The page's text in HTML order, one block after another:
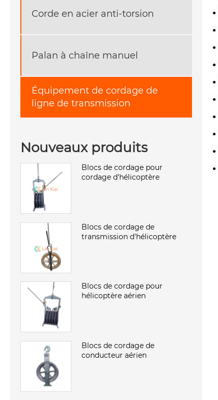
Corde en acier anti-torsion
Palan à chaîne manuel
Équipement de cordage de
ligne de transmission
Nouveaux produits
Blocs de cordage pour
cordage d'hélicoptère
Blocs de cordage de
transmission d'hélicoptère
Blocs de cordage pour
hélicoptère aérien
Blocs de cordage de
conducteur aérien